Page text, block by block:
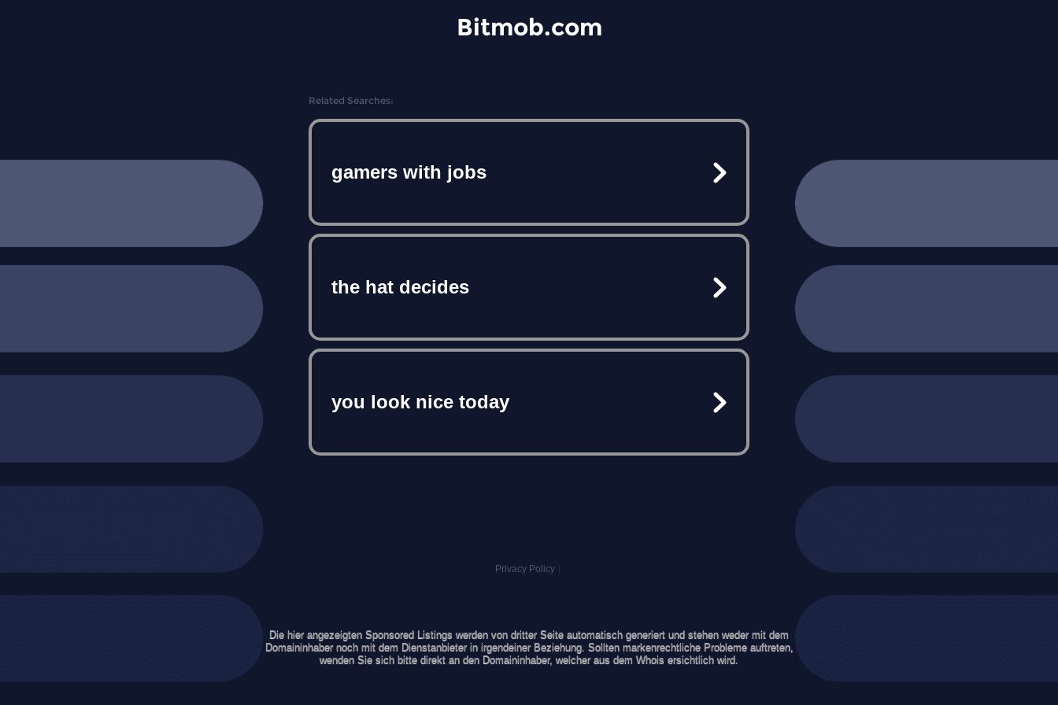
Bitmob.com
Related Searches:
gamers with jobs
the hat decides
you look nice today
Privacy Policy
Die hier angezeigten Sponsored Listings werden von dritter Seite automatisch generiert und stehen weder mit dem
Domaininhaber noch mit dem Dienstanbieter in irgendeiner Beziehung. Sollten markenrechtliche Probleme auftreten,
wenden Sie sich bitte direkt an den Domaininhaber, welcher aus dem Whois ersichtlich wird.